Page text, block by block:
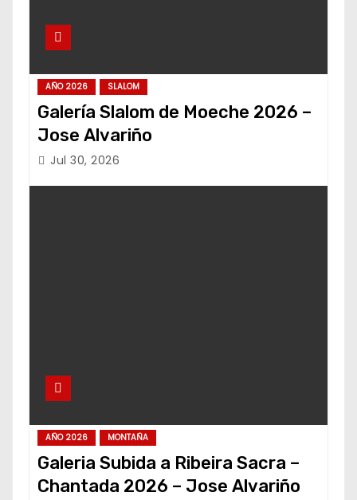
AÑO 2026 SLALOM
Galería Slalom de Moeche 2026 –
Jose Alvariño
Jul 30, 2026
AÑO 2026 MONTAÑA
Galeria Subida a Ribeira Sacra –
Chantada 2026 – Jose Alvariño